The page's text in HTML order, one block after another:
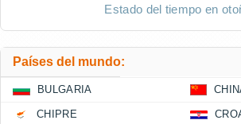
Estado del tiempo en
Países del mundo:
BULGARIA
CHIPRE